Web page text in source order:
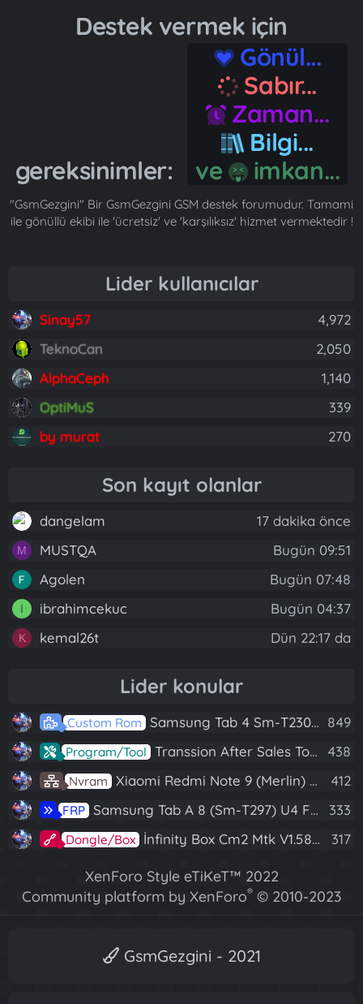
Destek vermek için
gereksinimler:
Gönül...
Sabır...
Zaman...
Bilgi...
ve
imkan...
"GsmGezgini" Bir GsmGezgini GSM destek forumudur. Tamami
ile gönüllü ekibi ile 'ücretsiz' ve 'karşılıksız' hizmet vermektedir !
Lider kullanıcılar
Sinay57
4,972
TeknoCan
2,050
AlphaCeph
1,140
OptiMuS
339
by murat
270
Son kayıt olanlar
dangelam 17 dakika önce
M MUSTQA
Bugün 09:51
Agolen
Bugün 07:48
I ibrahimcekuc Bugün 04:37
K kemal26t Dün 22:17 da
Lider konular
Custom Rom Samsung Tab 4 Sm-T230 Android 7.1 Stabil Eba Destekli Yazılım 849
Program/Tool Transsion After Sales Tool V1.5.1 Full (Tüm Mtk Işlemcili Cihazları Meta Moda Alma) 438
Nvram Xiaomi Redmi Note 9 (Merlin) Nvram Yedeği Fix Nv By Dft Pro 412
FRP Samsung Tab A 8 (Sm-T297) U4 Frp Reset 333
Dongle/Box İnfinity Box Cm2 Mtk V1.58 Full Kurulum+Crack 317
XenForo Style eTiKeT™ 2022
Community platform by XenForo® © 2010-2023
GsmGezgini - 2021